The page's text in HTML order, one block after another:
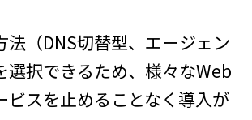
法（DNS切替型、エージェン
選択できるため、様々なWeb
ビスを止めることなく導入が